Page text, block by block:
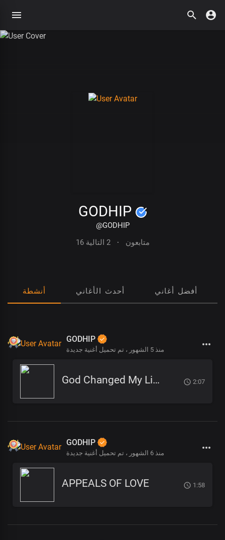
GODHIP
@GODHIP
16 متابعون
· 2 التالية
أنشطة أحدث الأغاني أفضل أغاني
GODHIP
تم تحميل أغنية جديدة ، منذ 5 الشهور
God Changed My Life 2:07
GODHIP
تم تحميل أغنية جديدة ، منذ 6 الشهور
APPEALS OF LOVE 1:58